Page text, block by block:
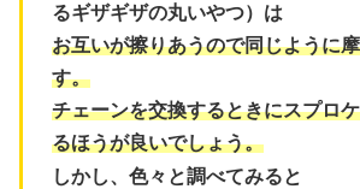
るギザギザの丸いやつ）は
お互いが擦りあうので同じように
す。
チェーンを交換するときにスプロ
るほうが良いでしょう。
しかし、色々と調べてみると